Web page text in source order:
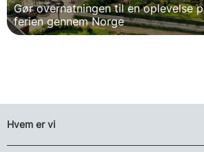
Gør overnatningen til en oplevelse
ferien gennem Norge
Hvem er vi